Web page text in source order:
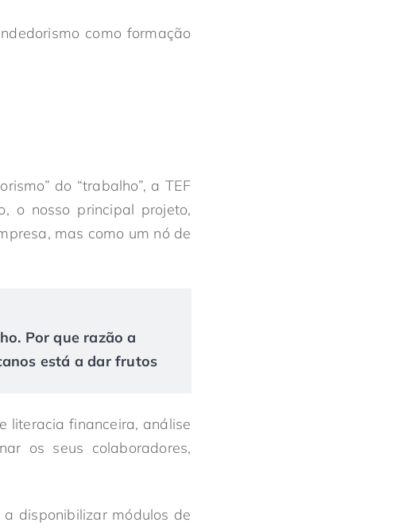
como formação
do “trabalho”, a TEF
o nosso principal projeto,
mas como um nó de
Por que razão a
está a dar frutos
literacia financeira, análise
os seus colaboradores,
disponibilizar módulos de